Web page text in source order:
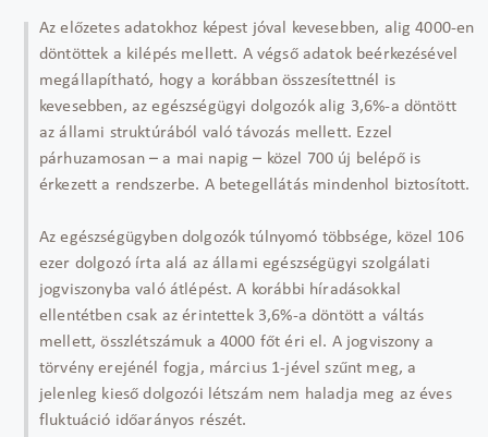
Az előzetes adatokhoz képest jóval kevesebben, alig 4000-en
döntöttek a kilépés mellett. A végső adatok beérkezésével
megállapítható, hogy a korábban összesítettnél is
kevesebben, az egészségügyi dolgozók alig 3,6%-a döntött
az állami struktúrából való távozás mellett. Ezzel
párhuzamosan – a mai napig – közel 700 új belépő is
érkezett a rendszerbe. A betegellátás mindenhol biztosított.
Az egészségügyben dolgozók túlnyomó többsége, közel 106
ezer dolgozó írta alá az állami egészségügyi szolgálati
jogviszonyba való átlépést. A korábbi híradásokkal
ellentétben csak az érintettek 3,6%-a döntött a váltás
mellett, összlétszámuk a 4000 főt éri el. A jogviszony a
törvény erejénél fogja, március 1-jével szűnt meg, a
jelenleg kieső dolgozói létszám nem haladja meg az éves
fluktuáció időarányos részét.